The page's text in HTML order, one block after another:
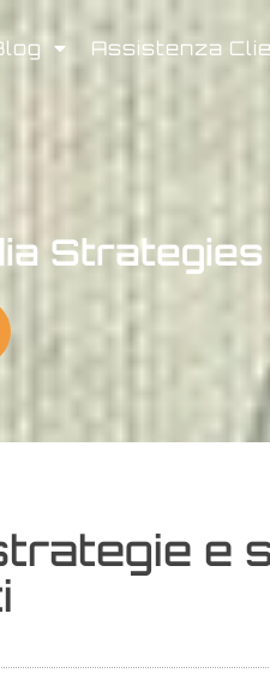
Assistenza
Strategies
e